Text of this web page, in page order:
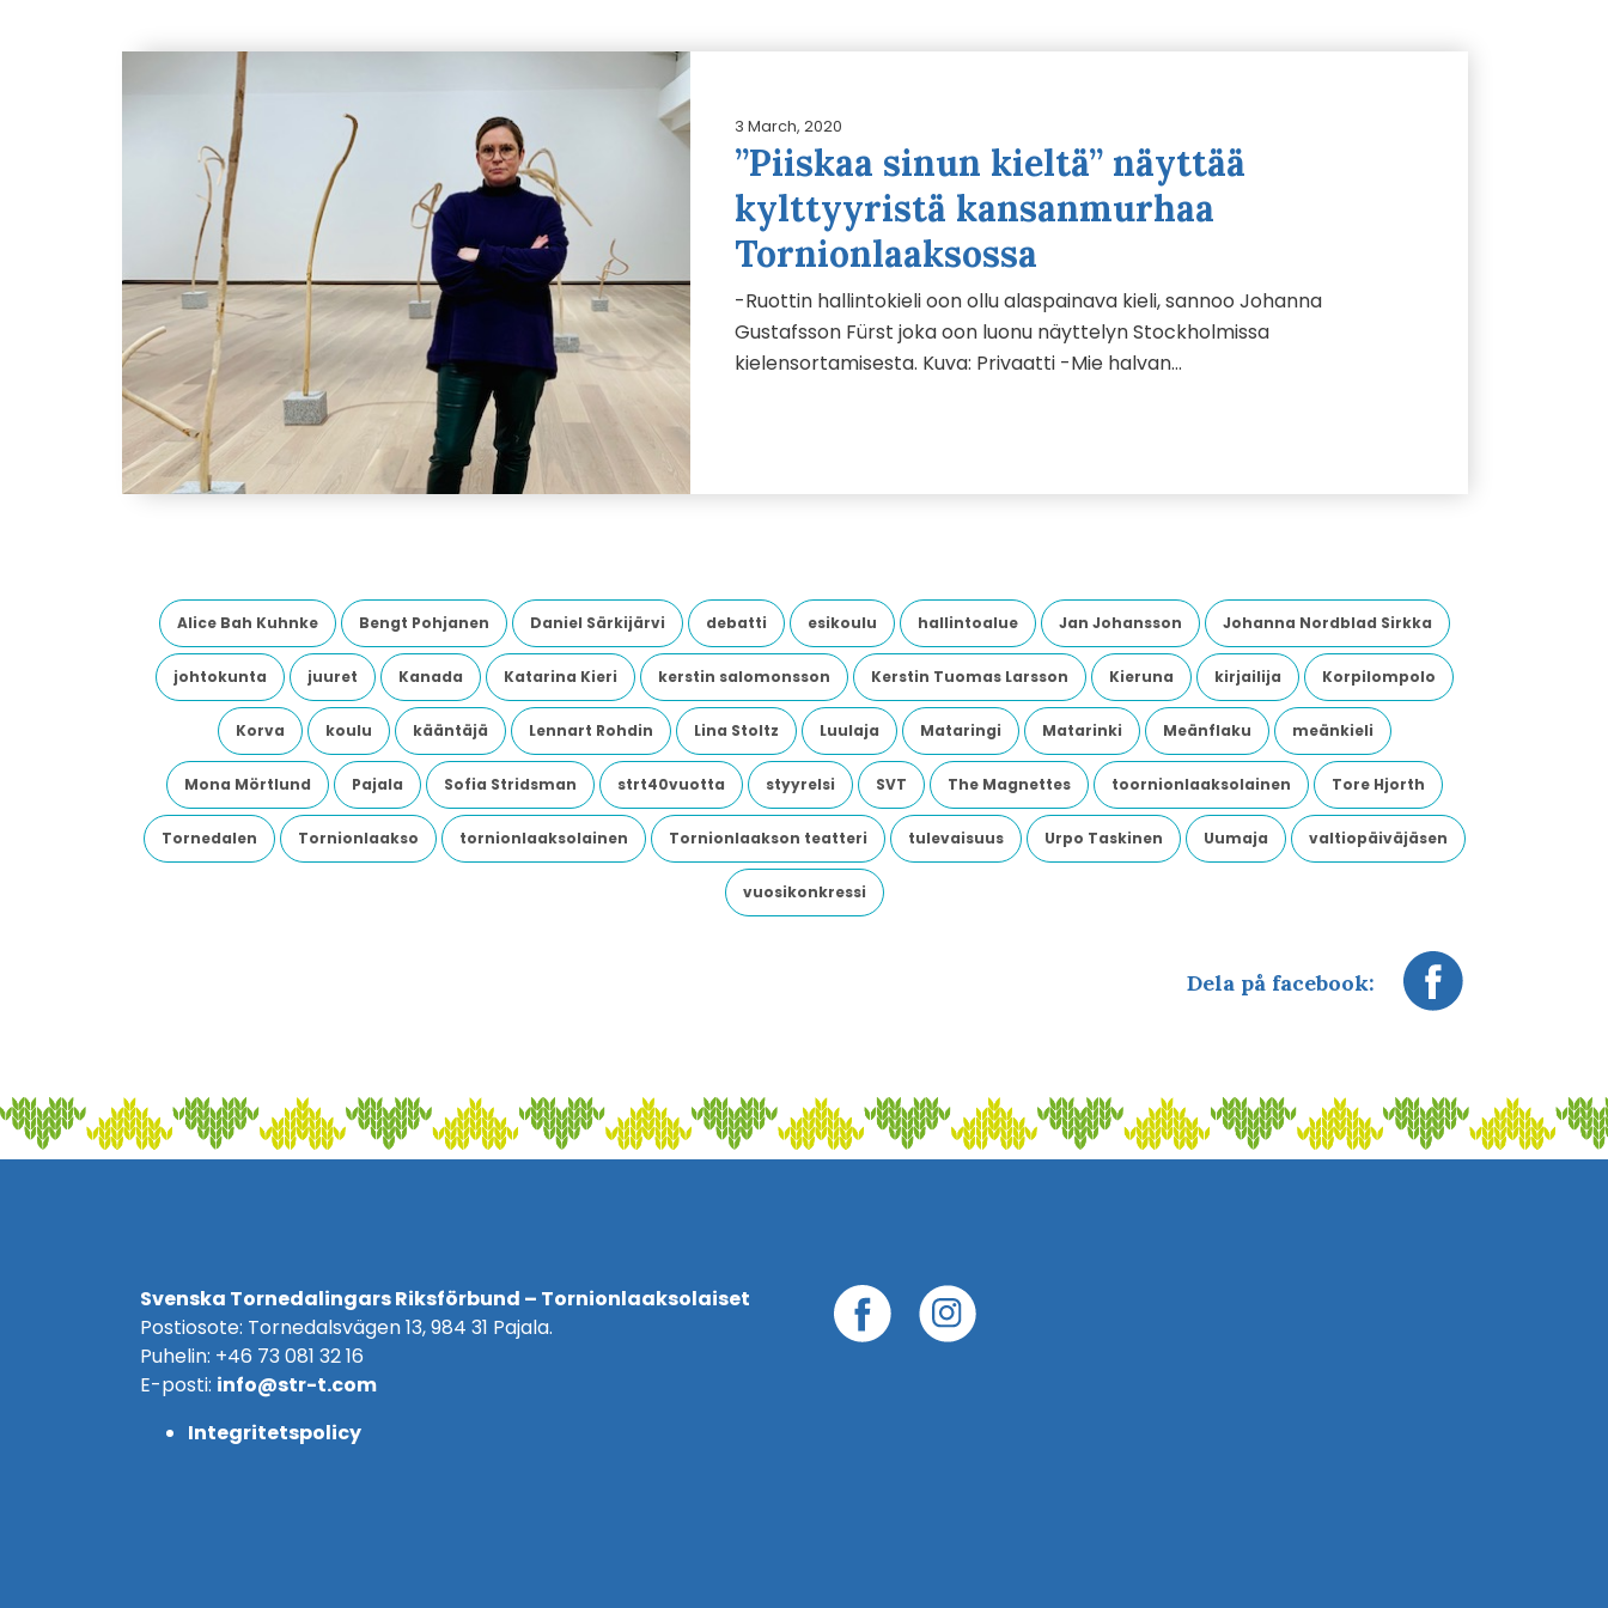
3 March, 2020
”Piiskaa sinun kieltä” näyttää
kylttyyristä kansanmurhaa
Tornionlaaksossa
-Ruottin hallintokieli oon ollu alaspainava kieli, sannoo Johanna
Gustafsson Fürst joka oon luonu näyttelyn Stockholmissa
kielensortamisesta. Kuva: Privaatti -Mie halvan…
Alice Bah Kuhnke Bengt Pohjanen Daniel Särkijärvi debatti esikoulu hallintoalue Jan Johansson Johanna Nordblad Sirkka
johtokunta juuret Kanada Katarina Kieri kerstin salomonsson Kerstin Tuomas Larsson Kieruna kirjailija Korpilompolo
Korva koulu kääntäjä Lennart Rohdin Lina Stoltz Luulaja Mataringi Matarinki Meänflaku meänkieli
Mona Mörtlund Pajala Sofia Stridsman strt40vuotta styyrelsi SVT The Magnettes toornionlaaksolainen Tore Hjorth
Tornedalen Tornionlaakso tornionlaaksolainen Tornionlaakson teatteri tulevaisuus Urpo Taskinen Uumaja valtiopäiväjäsen
vuosikonkressi
Dela på facebook:
Svenska Tornedalingars Riksförbund – Tornionlaaksolaiset
Postiosote: Tornedalsvägen 13, 984 31 Pajala.
Puhelin: +46 73 081 32 16
E-posti: info@str-t.com
Integritetspolicy